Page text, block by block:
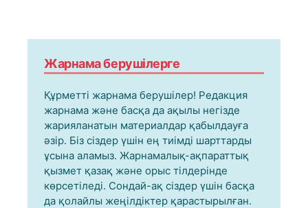
Жарнама берушілерге
Құрметті жарнама берушілер! Редакция
жарнама және басқа да ақылы негізде
жарияланатын материалдар қабылдауға
әзір. Біз сіздер үшін ең тиімді шарттарды
ұсына аламыз. Жарнамалық-ақпараттық
қызмет қазақ және орыс тілдерінде
көрсетіледі. Сондай-ақ сіздер үшін басқа
да қолайлы жеңілдіктер қарастырылған.